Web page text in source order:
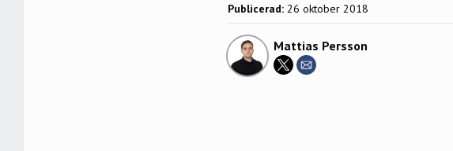
Publicerad: 26 oktober 2018
Mattias Persson